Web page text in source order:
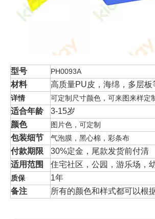
型号 PH0093A
材料 高质量PU皮，海绵，多层板
详情 可定制尺寸颜色，可来图来样定
适合年龄
3-15岁
颜色
图片色，可定制
包装细节 气泡膜，黑心棉，彩条布
付款期限
30%定金，尾款发货前付清
适用范围
住宅社区，公园，游乐场，
质保
1年
备注
所有的颜色和样式都可以根